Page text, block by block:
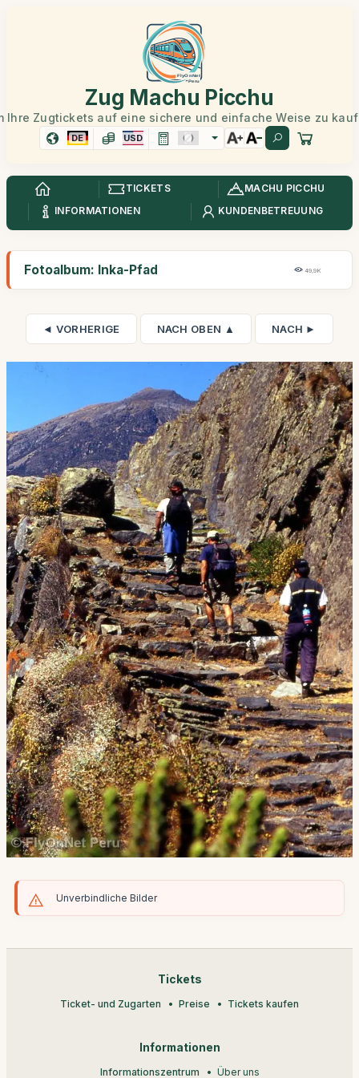
Zug Machu Picchu
Ihre Zugtickets auf eine sichere und einfache Weise zu
DE USD
TICKETS
MACHU PICCHU
INFORMATIONEN
KUNDENBETREUUNG
Fotoalbum: Inka-Pfad 49,9K
◄ VORHERIGE NACH OBEN ▲ NACH ►
Unverbindliche Bilder
Tickets
Ticket- und Zugarten Preise Tickets kaufen
Informationen
Informationszentrum Über uns